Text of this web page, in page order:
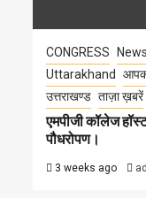
CONGRESS
Uttarakhand
उत्तराखण्ड ताज़ा ख़बरें
एमपीजी कॉलेज
पौधरोपण।
3 weeks ago